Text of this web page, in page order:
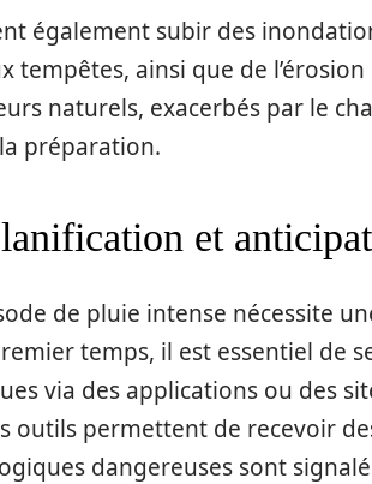
également subir des
tempêtes, ainsi que de
naturels, exacerbés par le
préparation.
et
de pluie intense nécessite
temps, il est essentiel de
via des applications ou des
outils permettent de recevoir
dangereuses sont